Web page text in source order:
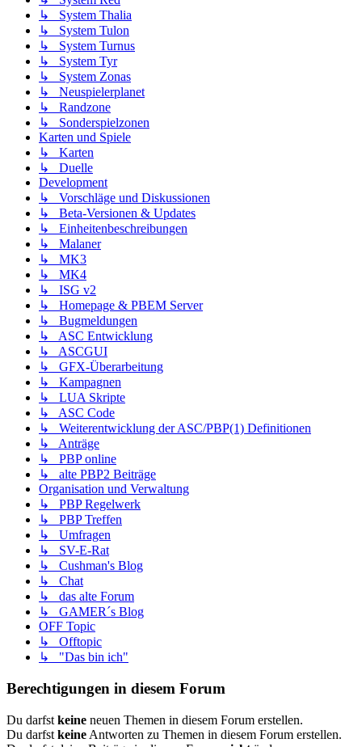
↳ System Thalia
↳ System Tulon
↳ System Turnus
↳ System Tyr
↳ System Zonas
↳ Neuspielerplanet
↳ Randzone
↳ Sonderspielzonen
Karten und Spiele
↳ Karten
↳ Duelle
Development
↳ Vorschläge und Diskussionen
↳ Beta-Versionen & Updates
↳ Einheitenbeschreibungen
↳ Malaner
↳ MK3
↳ MK4
↳ ISG v2
↳ Homepage & PBEM Server
↳ Bugmeldungen
↳ ASC Entwicklung
↳ ASCGUI
↳ GFX-Überarbeitung
↳ Kampagnen
↳ LUA Skripte
↳ ASC Code
↳ Weiterentwicklung der ASC/PBP(1) Definitionen
↳ Anträge
↳ PBP online
↳ alte PBP2 Beiträge
Organisation und Verwaltung
↳ PBP Regelwerk
↳ PBP Treffen
↳ Umfragen
↳ SV-E-Rat
↳ Cushman's Blog
↳ Chat
↳ das alte Forum
↳ GAMER´s Blog
OFF Topic
↳ Offtopic
↳ "Das bin ich"
Berechtigungen in diesem Forum
Du darfst keine neuen Themen in diesem Forum erstellen.
Du darfst keine Antworten zu Themen in diesem Forum erstellen.